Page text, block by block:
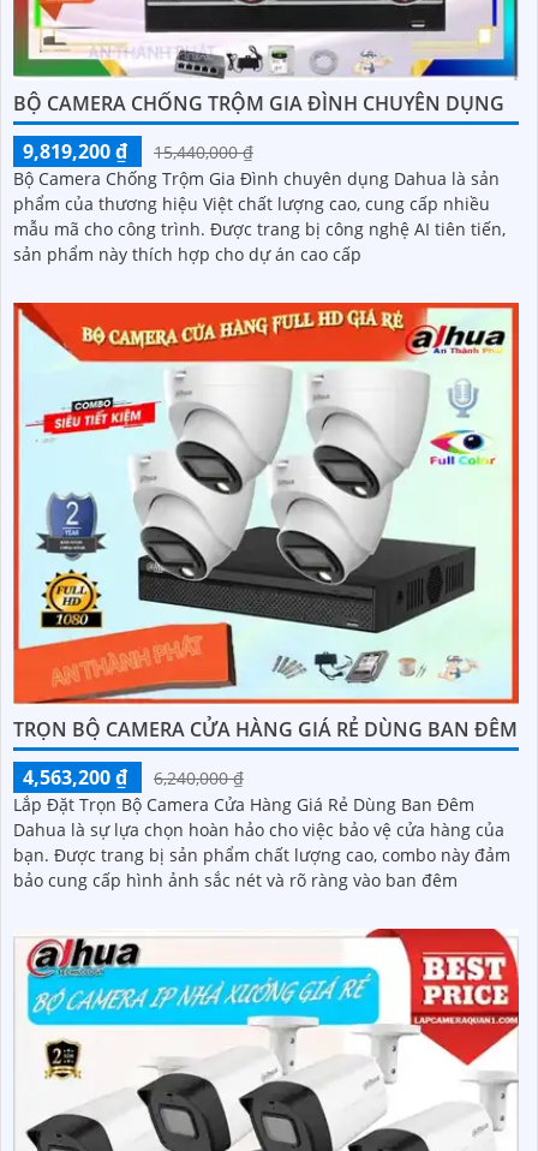
BỘ CAMERA CHỐNG TRỘM GIA ĐÌNH CHUYÊN DỤNG
9,819,200 ₫
15,440,000 ₫
Bộ Camera Chống Trộm Gia Đình chuyên dụng Dahua là sản
phẩm của thương hiệu Việt chất lượng cao, cung cấp nhiều
mẫu mã cho công trình. Được trang bị công nghệ AI tiên tiến,
sản phẩm này thích hợp cho dự án cao cấp
TRỌN BỘ CAMERA CỬA HÀNG GIÁ RẺ DÙNG BAN ĐÊM
4,563,200 ₫
6,240,000 ₫
Lắp Đặt Trọn Bộ Camera Cửa Hàng Giá Rẻ Dùng Ban Đêm
Dahua là sự lựa chọn hoàn hảo cho việc bảo vệ cửa hàng của
bạn. Được trang bị sản phẩm chất lượng cao, combo này đảm
bảo cung cấp hình ảnh sắc nét và rõ ràng vào ban đêm